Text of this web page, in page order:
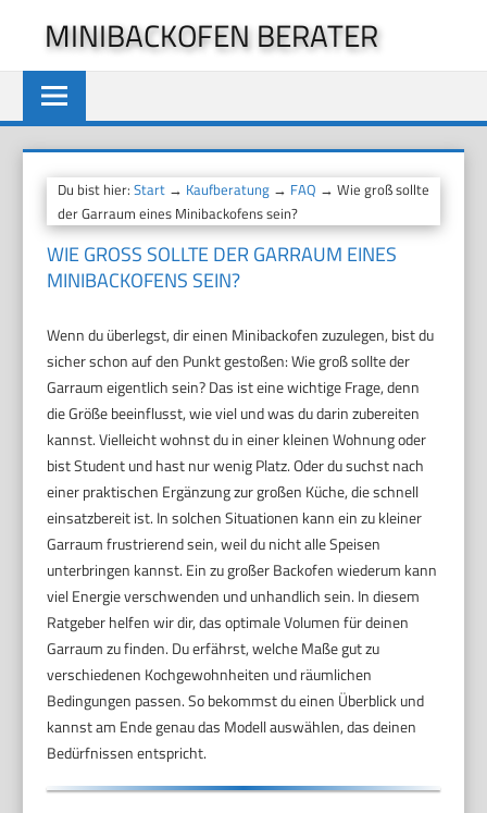
springen
MINIBACKOFEN BERATER
Du bist hier:Start → Kaufberatung → FAQ → Wie groß sollte
der Garraum eines Minibackofens sein?
WIE GROSS SOLLTE DER GARRAUM EINES M
INIBACKOFENS SEIN?
Wenn du überlegst, dir einen Minibackofen zuzulegen, bist du
sicher schon auf den Punkt gestoßen: Wie groß sollte der
Garraum eigentlich sein? Das ist eine wichtige Frage, denn
die Größe beeinflusst, wie viel und was du darin zubereiten
kannst. Vielleicht wohnst du in einer kleinen Wohnung oder
bist Student und hast nur wenig Platz. Oder du suchst nach
einer praktischen Ergänzung zur großen Küche, die schnell
einsatzbereit ist. In solchen Situationen kann ein zu kleiner
Garraum frustrierend sein, weil du nicht alle Speisen
unterbringen kannst. Ein zu großer Backofen wiederum kann
viel Energie verschwenden und unhandlich sein. In diesem
Ratgeber helfen wir dir, das optimale Volumen für deinen
Garraum zu finden. Du erfährst, welche Maße gut zu
verschiedenen Kochgewohnheiten und räumlichen
Bedingungen passen. So bekommst du einen Überblick und
kannst am Ende genau das Modell auswählen, das deinen
Bedürfnissen entspricht.